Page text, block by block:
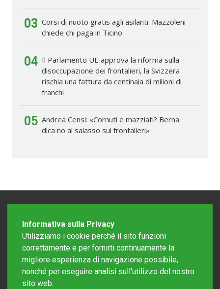
03 Corsi di nuoto gratis agli asilanti: Mazzoleni
chiede chi paga in Ticino
04 Il Parlamento UE approva la riforma sulla
disoccupazione dei frontalieri, la Svizzera
rischia una fattura da centinaia di milioni di
franchi
05 Andrea Censi: «Cornuti e mazziati? Berna
dica no al salasso sui frontalieri»
Informativa sulla Privacy
Utilizziamo i cookie perché il sito funzioni
correttamente e per fornirti continuamente la
migliore esperienza di navigazione possibile,
nonché per eseguire analisi sull'utilizzo del nostro
sito web.